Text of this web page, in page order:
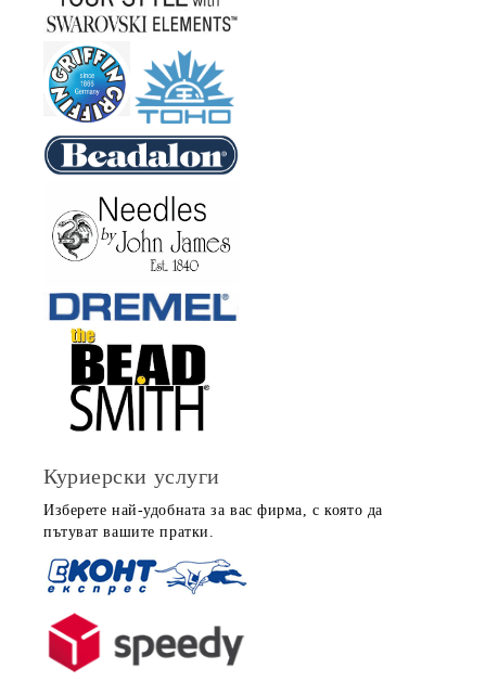
Куриерски услуги
Изберете най-удобната за вас фирма, с която да
пътуват вашите пратки.